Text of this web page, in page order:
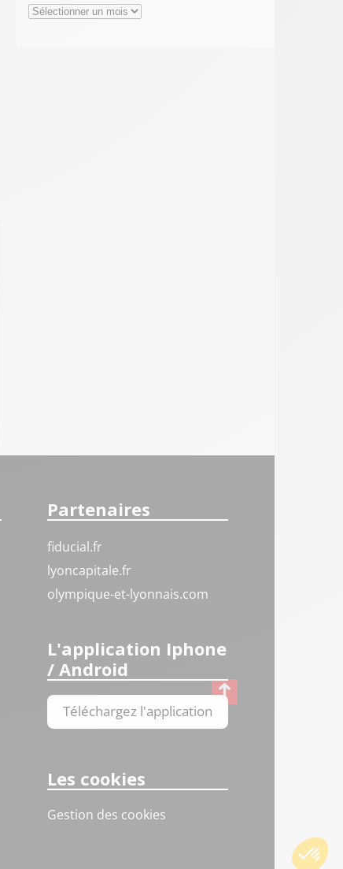
Archives
Partenaires
fiducial.fr
lyoncapitale.fr
olympique-et-lyonnais.com
L'application Iphone
/ Android
Téléchargez l'application
Les cookies
Gestion des cookies